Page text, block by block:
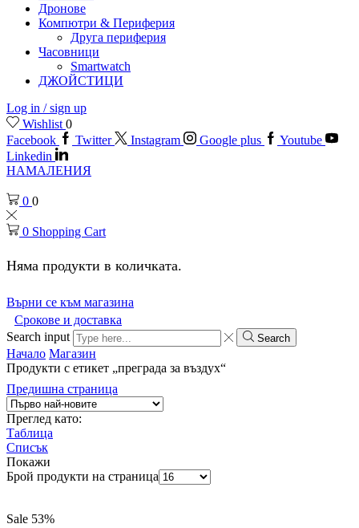
Дронове
Компютри & Периферия
Друга периферия
Часовници
Smartwatch
ДЖОЙСТИЦИ
Log in / sign up
Wishlist 0
Facebook
Twitter Instagram Google plus
Youtube
Linkedin
НАМАЛЕНИЯ
0 0
0 Shopping Cart
Няма продукти в количката.
Върни се към магазина
Срокове и доставка
Search input
Search
Начало Магазин
Продукти с етикет „преграда за въздух“
Предишна страница
Преглед като:
Таблица
Списък
Покажи
Брой продукти на страница
Sale 53%